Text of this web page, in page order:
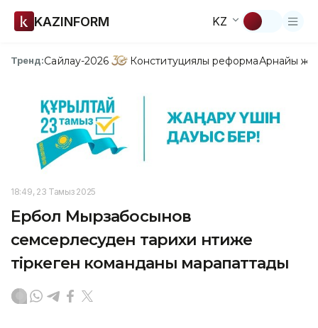
KAZINFORM KZ
Тренд:Сайлау-2026 Конституциялық реформаАрнайы
18:49, 23 Тамыз 2025
Ербол Мырзабосынов
семсерлесуден тарихи нәтиже
тіркеген команданы марапаттады